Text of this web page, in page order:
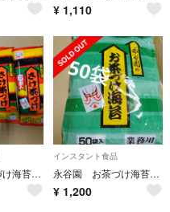
¥ 1,110
永谷園 お茶づけ海苔 さけ茶づけ インスタント食品
インスタント食品
永谷園 お茶づけ海苔 業務用 50袋 インスタント食品
¥ 1,200